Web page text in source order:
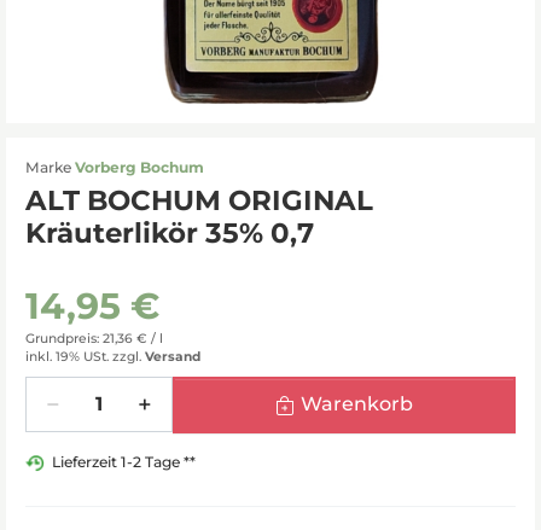
Marke Vorberg Bochum
ALT BOCHUM ORIGINAL
Kräuterlikör 35% 0,7
14,95 €
Grundpreis: 21,36 € / l
inkl. 19% USt. zzgl. Versand
Warenkorb
Lieferzeit 1-2 Tage **